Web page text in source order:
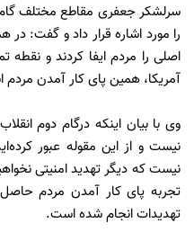
سرلشکر جعفری مقاطع مختلف
را مورد اشاره قرار داد و گفت:
اصلی را مردم ایفا کردند و نقطه
آمریکا، همین پای کار آمدن
وی با بیان اینکه درگام دوم
نیست و از این مقوله عبور
نیست که دیگر تهدید امنیتی
تجربه پای کار آمدن مردم حاصل
تهدیدات انجام شده است.